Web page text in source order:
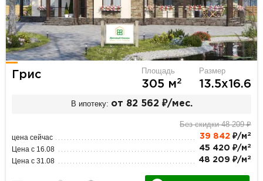
Грис Площадь
305 м2
Размер
13.5х16.6
В ипотеку: от 82 562 ₽/мес.
Без скидки 48 209 ₽
цена сейчас 39 842 ₽/м 2
Цена с 16.08 45 420 ₽/м 2
Цена с 31.08 48 209 ₽/м 2